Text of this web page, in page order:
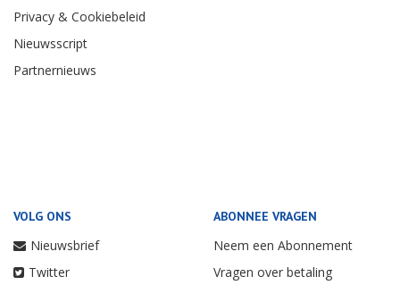
Privacy & Cookiebeleid
Nieuwsscript
Partnernieuws
VOLG ONS
Nieuwsbrief
Twitter
ABONNEE VRAGEN
Neem een Abonnement
Vragen over betaling